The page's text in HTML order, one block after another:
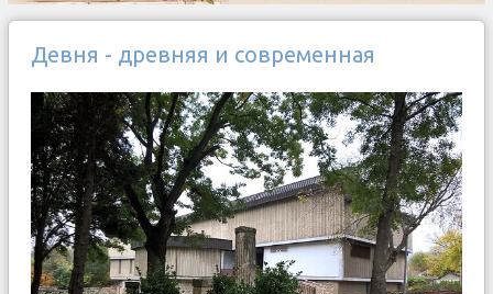
Девня - древняя и современная